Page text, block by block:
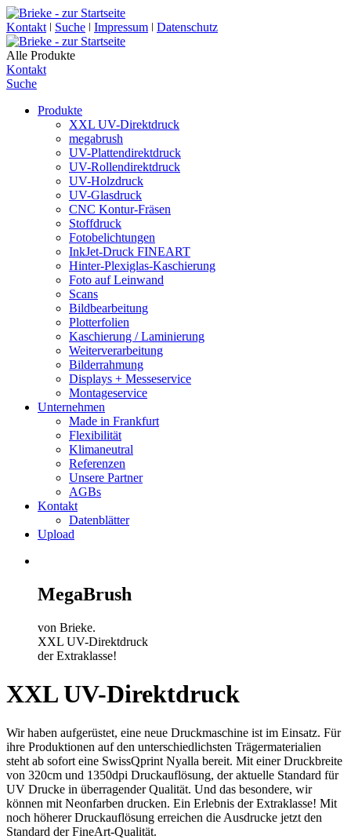
Kontakt ǀ Suche ǀ Impressum ǀ Datenschutz
Alle Produkte
Kontakt
Suche
Produkte
XXL UV-Direktdruck
megabrush
UV-Plattendirektdruck
UV-Rollendirektdruck
UV-Holzdruck
UV-Glasdruck
CNC Kontur-Fräsen
Stoffdruck
Fotobelichtungen
InkJet-Druck FINEART
Hinter-Plexiglas-Kaschierung
Foto auf Leinwand
Scans
Bildbearbeitung
Plotterfolien
Kaschierung / Laminierung
Weiterverarbeitung
Bilderrahmung
Displays + Messeservice
Montageservice
Unternehmen
Made in Frankfurt
Flexibilität
Klimaneutral
Referenzen
Unsere Partner
AGBs
Kontakt
Datenblätter
Upload
MegaBrush
von Brieke.
XXL UV-Direktdruck
der Extraklasse!
XXL UV-Direktdruck
Wir haben aufgerüstet, eine neue Druckmaschine ist im Einsatz. Für
ihre Produktionen auf den unterschiedlichsten Trägermaterialien
steht ab sofort eine SwissQprint Nyalla bereit. Mit einer Druckbreite
von 320cm und 1350dpi Druckauflösung, der aktuelle Standard für
UV Drucke in überragender Qualität. Und das besondere, wir
können mit Neonfarben drucken. Ein Erlebnis der Extraklasse! Mit
noch höherer Druckauflösung erreichen die Ausdrucke jetzt den
Standard der FineArt-Qualität.